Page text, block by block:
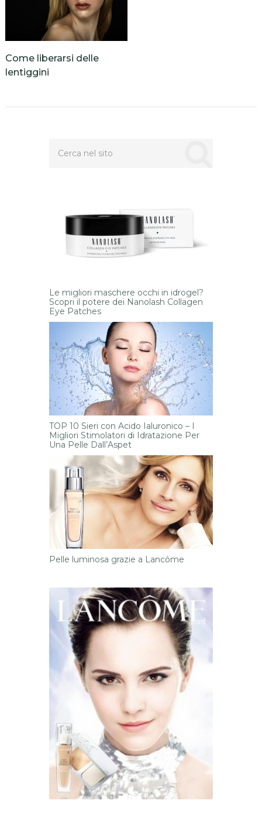
Come liberarsi delle
lentiggini
Le migliori maschere occhi in idrogel?
Scopri il potere dei Nanolash Collagen
Eye Patches
TOP 10 Sieri con Acido Ialuronico – I
Migliori Stimolatori di Idratazione Per
Una Pelle Dall’Aspet
Pelle luminosa grazie a Lancôme